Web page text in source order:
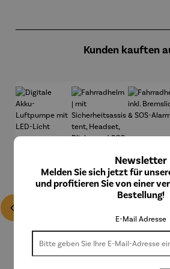
Kunden kauften
Newsletter
Melden Sie sich jetzt für
und profitieren Sie von einer
Bestellung!
E-Mail Adresse